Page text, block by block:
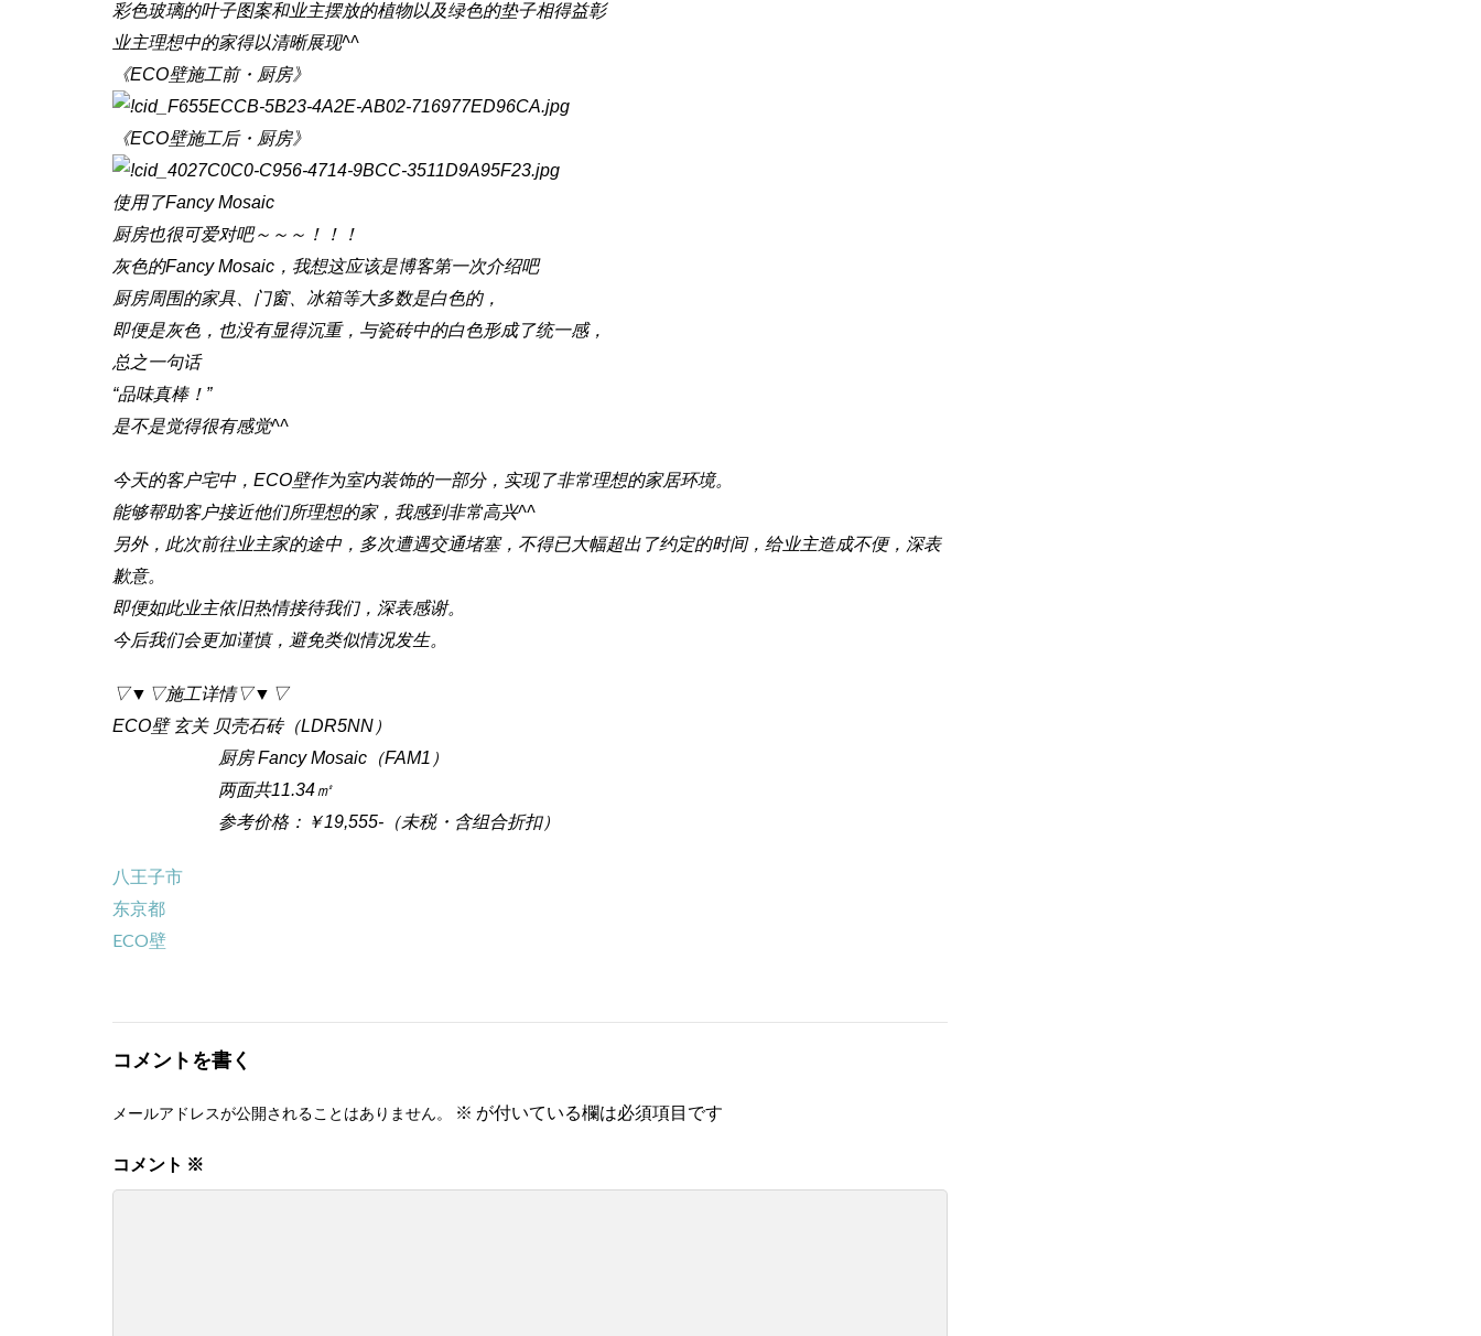
彩色玻璃的叶子图案和业主摆放的植物以及绿色的垫子相得益彰
业主理想中的家得以清晰展现^^
《ECO壁施工前・厨房》
《ECO壁施工后・厨房》
使用了Fancy Mosaic
厨房也很可爱对吧～～～！！！
灰色的Fancy Mosaic，我想这应该是博客第一次介绍吧
厨房周围的家具、门窗、冰箱等大多数是白色的，
即便是灰色，也没有显得沉重，与瓷砖中的白色形成了统一感，
总之一句话
“品味真棒！”
是不是觉得很有感觉^^
今天的客户宅中，ECO壁作为室内装饰的一部分，实现了非常理想的家居环境。
能够帮助客户接近他们所理想的家，我感到非常高兴^^
另外，此次前往业主家的途中，多次遭遇交通堵塞，不得已大幅超出了约定的时间，给业主造成不便，深表
歉意。
即便如此业主依旧热情接待我们，深表感谢。
今后我们会更加谨慎，避免类似情况发生。
▽▼▽施工详情▽▼▽
ECO壁 玄关 贝壳石砖（LDR5NN）
厨房 Fancy Mosaic（FAM1）
两面共11.34㎡
参考价格：￥19,555-（未税・含组合折扣）
八王子市
东京都
ECO壁
コメントを書く
メールアドレスが公開されることはありません。 ※ が付いている欄は必須項目です
コメント ※